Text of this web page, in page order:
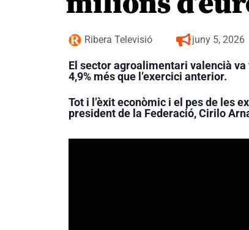
Ribera Televisió juny 5, 2026
El sector agroalimentari valencià va
4,9% mésque l’exercici anterior.
Tot i l’èxit econòmic i el pes de les
president de la Federació, Cirilo